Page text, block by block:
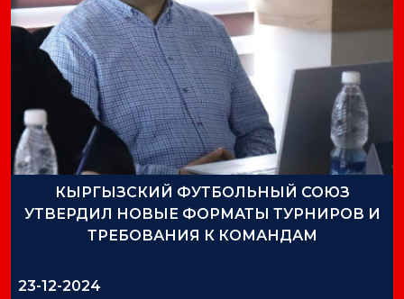
КЫРГЫЗСКИЙ ФУТБОЛЬНЫЙ СОЮЗ
УТВЕРДИЛ НОВЫЕ ФОРМАТЫ ТУРНИРОВ И
ТРЕБОВАНИЯ К КОМАНДАМ
23-12-2024